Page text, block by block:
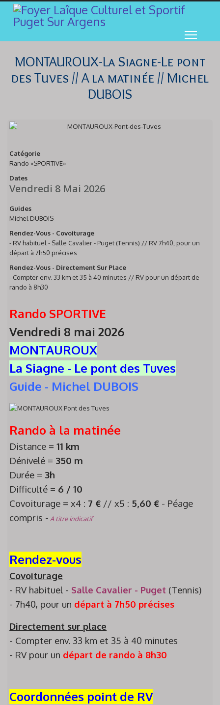
MONTAUROUX-La Siagne-Le pont
des Tuves // A la matinée // Michel
DUBOIS
Catégorie
Rando «SPORTIVE»
Dates
Vendredi 8 Mai 2026
Guides
Michel DUBOIS
Rendez-Vous - Covoiturage
- RV habituel - Salle Cavalier - Puget (Tennis) // RV 7h40, pour un
départ à 7h50 précises
Rendez-Vous - Directement Sur Place
- Compter env. 33 km et 35 à 40 minutes // RV pour un départ de
rando à 8h30
Rando SPORTIVE
Vendredi 8 mai 2026
MONTAUROUX
La Siagne - Le pont des Tuves
Guide - Michel DUBOIS
Rando à la matinée
Distance =11 km
Dénivelé = 350 m
Durée = 3h
Difficulté = 6 / 10
Covoiturage = x4 : 7 € // x5 : 5,60 € - Péage
compris - A titre indicatif
Rendez-vous
Covoiturage
- RV habituel - Salle Cavalier - Puget (Tennis)
- 7h40, pour un départ à 7h50 précises
Directement sur place
- Compter env. 33 km et 35 à 40 minutes
- RV pour un départ de rando à 8h30
Coordonnées point de RV